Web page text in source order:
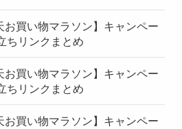
お買い物マラソン】キャンペー
ちリンクまとめ
お買い物マラソン】キャンペー
ちリンクまとめ
お買い物マラソン】キャンペー